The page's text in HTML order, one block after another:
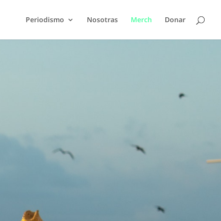
Periodismo Nosotras Merch Donar